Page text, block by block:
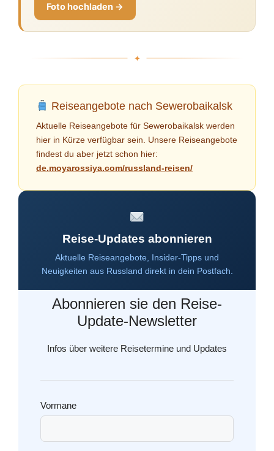
Foto hochladen →
Reiseangebote nach Sewerobaikalsk
Aktuelle Reiseangebote für Sewerobaikalsk werden
hier in Kürze verfügbar sein. Unsere Reiseangebote
findest du aber jetzt schon hier:
de.moyarossiya.com/russland-reisen/
Reise-Updates abonnieren
Aktuelle Reiseangebote, Insider-Tipps und
Neuigkeiten aus Russland direkt in dein Postfach.
Abonnieren sie den Reise-
Update-Newsletter
Infos über weitere Reisetermine und Updates
Vormane